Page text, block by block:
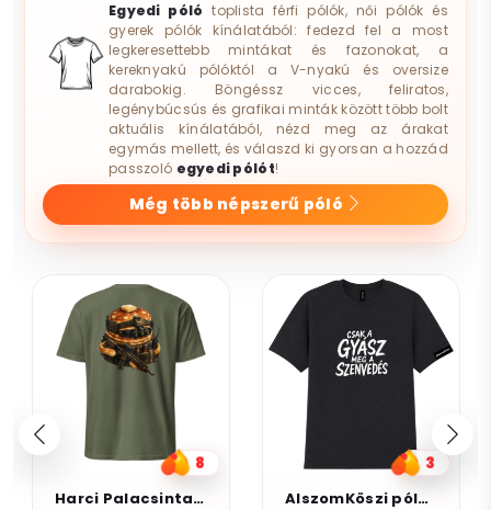
Egyedi póló toplista férfi pólók, női pólók és
gyerek pólók kínálatából: fedezd fel a most
legkeresettebb mintákat és fazonokat, a
kereknyakú pólóktól a V-nyakú és oversize
darabokig. Böngéssz vicces, feliratos,
legénybúcsús és grafikai minták között több bolt
aktuális kínálatából, nézd meg az árakat
egymás mellett, és válaszd ki gyorsan a hozzád
passzoló egyedi pólót!
Még több népszerű póló
8
Harci Palacsinta - Grafikus Unisex Póló
3
AlszomKöszi póló - Csak a gyász meg a szenvedés